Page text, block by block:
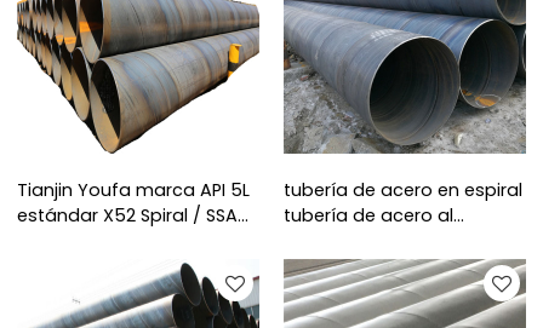
Tianjin Youfa marca API 5L
estándar X52 Spiral / SSAW
tubería de acero en espiral
tubería de acero al
transporte de agua, gas y
petróleo